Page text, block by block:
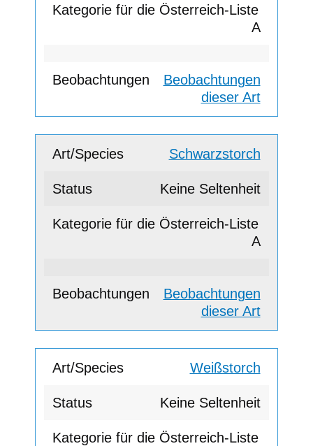
A
Beobachtungen
dieser Art
Schwarzstorch
Keine Seltenheit
A
Beobachtungen
dieser Art
Weißstorch
Keine Seltenheit